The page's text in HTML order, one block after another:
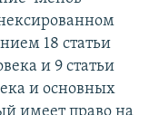
18 статьи
и 9 статьи
и основных